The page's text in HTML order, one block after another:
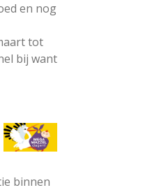
en nog
tot
bij want
binnen